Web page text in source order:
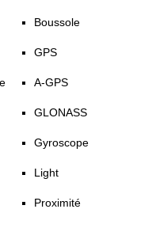
Boussole
GPS
A-GPS
GLONASS
Gyroscope
Light
Proximité